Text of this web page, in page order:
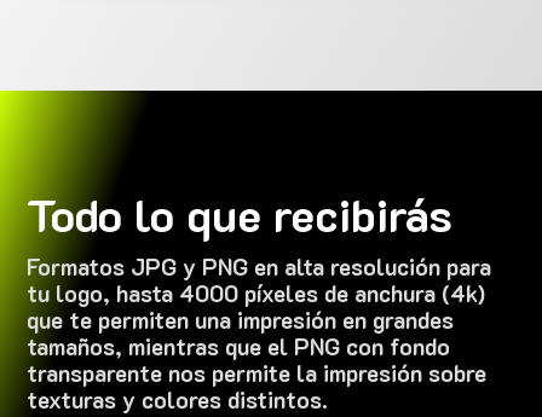
Todo lo que recibirás
Formatos JPG y PNG en alta resolución para
tu logo, hasta 4000 píxeles de anchura (4k)
que te permiten una impresión en grandes
tamaños, mientras que el PNG con fondo
transparente nos permite la impresión sobre
texturas y colores distintos.